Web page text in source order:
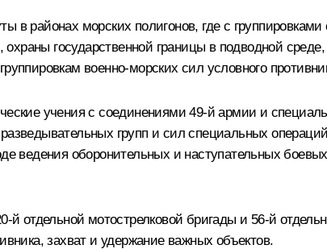
районах морских полигонов, где с
охраны государственной границы в подводной
военно-морских сил условного
учения с соединениями 49‑й армии и
групп и сил специальных
ведения оборонительных и наступательных
отдельной мотострелковой бригады и 56‑й
захват и удержание важных объектов.